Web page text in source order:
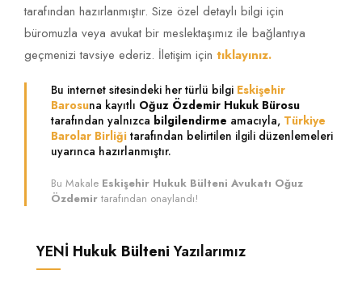
tarafından hazırlanmıştır. Size özel detaylı bilgi için
büromuzla veya avukat bir meslektaşımız ile bağlantıya
geçmenizi tavsiye ederiz. İletişim için tıklayınız.
Bu internet sitesindeki her türlü bilgi Eskişehir
Barosuna kayıtlı Oğuz Özdemir Hukuk Bürosu
tarafından yalnızca bilgilendirme amacıyla, Türkiye
Barolar Birliği tarafından belirtilen ilgili düzenlemeleri
uyarınca hazırlanmıştır.
Bu Makale Eskişehir Hukuk Bülteni Avukatı Oğuz
Özdemir tarafından onaylandı!
YENİ Hukuk BülteniYazılarımız